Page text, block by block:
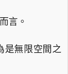
言。
是無限空間之